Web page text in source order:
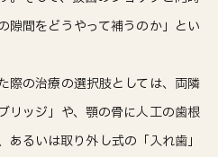
隙間をどうやって補うのか」とい
際の治療の選択肢としては、両隣
リッジ」や、顎の骨に人工の歯根
るいは取り外し式の「入れ歯」